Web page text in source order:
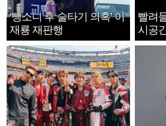
‘뺑소니 후 술타기 의혹’ 이
재룡 재판행
빨려
시공
지는 ‘